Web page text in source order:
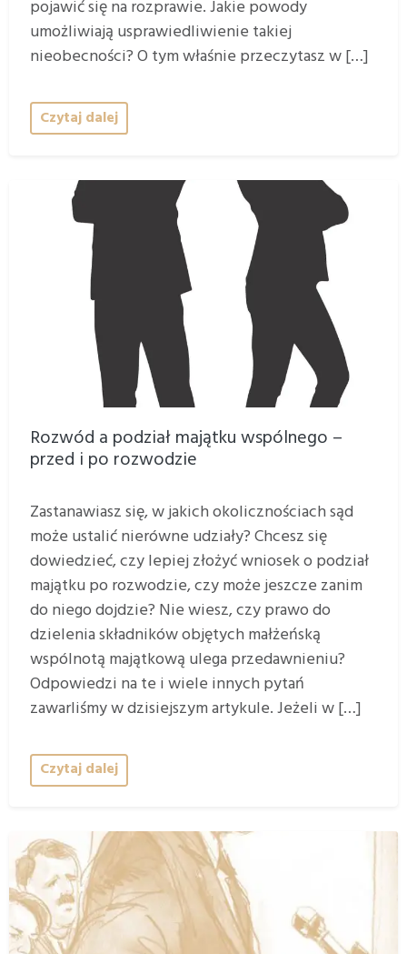
pojawić się na rozprawie. Jakie powody
umożliwiają usprawiedliwienie takiej
nieobecności? O tym właśnie przeczytasz w […]
Czytaj dalej
Rozwód a podział majątku wspólnego –
przed i po rozwodzie
Zastanawiasz się, w jakich okolicznościach sąd
może ustalić nierówne udziały? Chcesz się
dowiedzieć, czy lepiej złożyć wniosek o podział
majątku po rozwodzie, czy może jeszcze zanim
do niego dojdzie? Nie wiesz, czy prawo do
dzielenia składników objętych małżeńską
wspólnotą majątkową ulega przedawnieniu?
Odpowiedzi na te i wiele innych pytań
zawarliśmy w dzisiejszym artykule. Jeżeli w […]
Czytaj dalej